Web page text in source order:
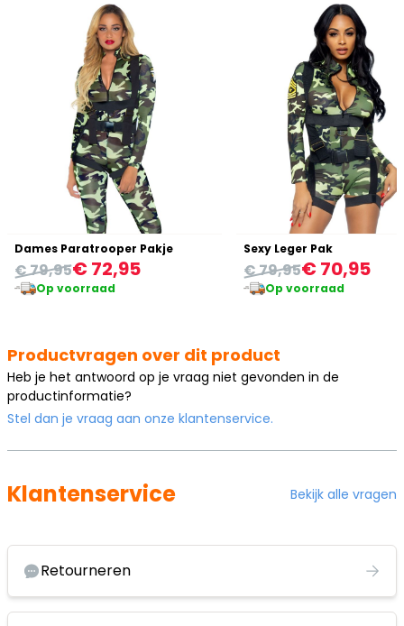
Dames Paratrooper Pakje
€ 72,95
€ 79,95
Op voorraad
Sexy Leger Pak
€ 70,95
€ 79,95
Op voorraad
Productvragen over dit product
Heb je het antwoord op je vraag niet gevonden in de
productinformatie?
Stel dan je vraag aan onze klantenservice.
Klantenservice Bekijk alle vragen
Retourneren